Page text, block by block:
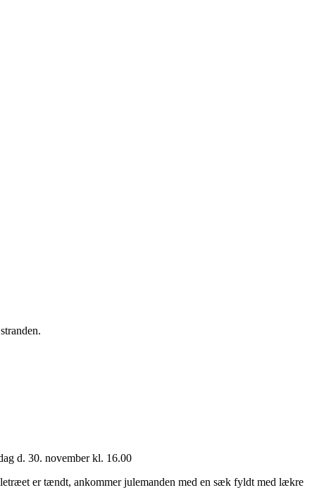
d. 30. november kl. 16.00
er tændt, ankommer julemanden med en sæk fyldt med lækre